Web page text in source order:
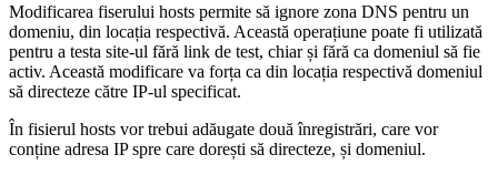
Modificarea fiserului hosts permite să ignore zona DNS pentru un
domeniu, din locația respectivă. Această operațiune poate fi utilizată
pentru a testa site-ul fără link de test, chiar și fără ca domeniul să fie
activ. Această modificare va forța ca din locația respectivă domeniul
să directeze către IP-ul specificat.
În fisierul hosts vor trebui adăugate două înregistrări, care vor
conține adresa IP spre care dorești să directeze, și domeniul.